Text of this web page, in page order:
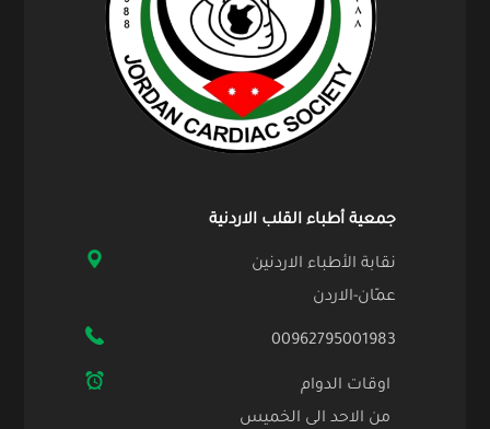
جمعية أطباء القلب الاردنية
نقابة الأطباء الاردنين
عمّان-الاردن
00962795001983
اوقات الدوام
من الاحد الى الخميس